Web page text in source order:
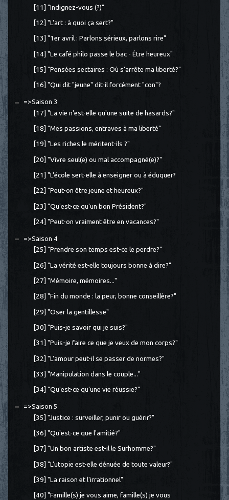
[11] "Indignez-vous (?)"
[12] "L'art : à quoi ça sert?"
[13] "1er avril : Parlons sérieux, parlons rire"
[14] "Le café philo passe le bac - Être heureux"
[15] "Pensées sectaires : Où s'arrête ma liberté?"
[16] "Qui dit "jeune" dit-il forcément "con"?
=>Saison 3
[17] "La vie n'est-elle qu'une suite de hasards?"
[18] "Mes passions, entraves à ma liberté"
[19] "Les riches le méritent-ils ?"
[20] "Vivre seul(e) ou mal accompagné(e)?"
[21] "L'école sert-elle à enseigner ou à éduquer?
[22] "Peut-on être jeune et heureux?"
[23] "Qu'est-ce qu'un bon Président?"
[24] "Peut-on vraiment être en vacances?"
=>Saison 4
[25] "Prendre son temps est-ce le perdre?"
[26] "La vérité est-elle toujours bonne à dire?"
[27] "Mémoire, mémoires..."
[28] "Fin du monde : la peur, bonne conseillère?"
[29] "Oser la gentillesse"
[30] "Puis-je savoir qui je suis?"
[31] "Puis-je faire ce que je veux de mon corps?"
[32] "L'amour peut-il se passer de normes?"
[33] "Manipulation dans le couple..."
[34] "Qu'est-ce qu'une vie réussie?"
=>Saison 5
[35] "Justice : surveiller, punir ou guérir?"
[36] "Qu'est-ce que l'amitié?"
[37] "Un bon artiste est-il le Surhomme?"
[38] "L’utopie est-elle dénuée de toute valeur?"
[39] "La raison et l'irrationnel"
[40] "Famille(s) je vous aime, famille(s) je vous